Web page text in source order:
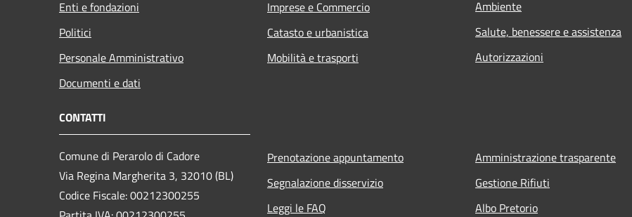
Enti e fondazioni
Politici
Personale Amministrativo
Documenti e dati
Imprese e Commercio
Catasto e urbanistica
Mobilità e trasporti
Ambiente
Salute, benessere e assistenza
Autorizzazioni
CONTATTI
Comune di Perarolo di Cadore
Via Regina Margherita 3, 32010 (BL)
Codice Fiscale: 00212300255
Prenotazione appuntamento
Segnalazione disservizio
Leggi le FAQ
Amministrazione trasparente
Gestione Rifiuti
Albo Pretorio